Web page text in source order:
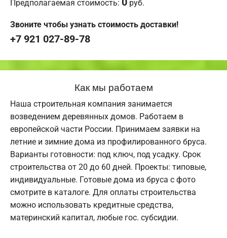
Предполагаемая стоимость: руб.
Звоните чтобы узнать стоимость доставки!
+7 921 027-89-78
Как мы работаем
Наша строительная компания занимается
возведением деревянных домов. Работаем в
европейской части России. Принимаем заявки на
летние и зимние дома из профилированного бруса.
Варианты готовности: под ключ, под усадку. Срок
строительства от 20 до 60 дней. Проекты: типовые,
индивидуальные. Готовые дома из бруса с фото
смотрите в каталоге. Для оплаты строительства
можно использовать кредитные средства,
материнский капитал, любые гос. субсидии.